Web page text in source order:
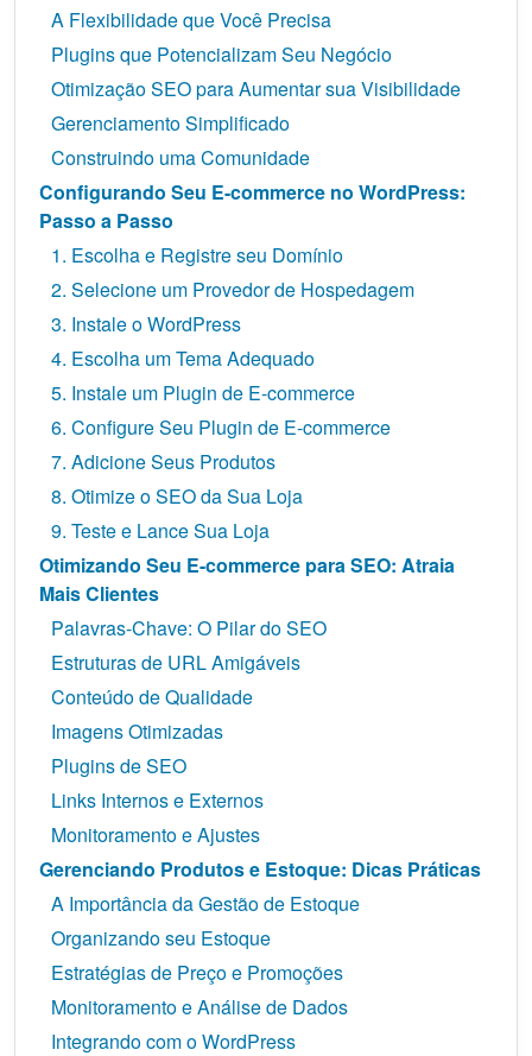
A Flexibilidade que Você Precisa
Plugins que Potencializam Seu Negócio
Otimização SEO para Aumentar sua Visibilidade
Gerenciamento Simplificado
Construindo uma Comunidade
Configurando Seu E-commerce no WordPress:
Passo a Passo
1. Escolha e Registre seu Domínio
2. Selecione um Provedor de Hospedagem
3. Instale o WordPress
4. Escolha um Tema Adequado
5. Instale um Plugin de E-commerce
6. Configure Seu Plugin de E-commerce
7. Adicione Seus Produtos
8. Otimize o SEO da Sua Loja
9. Teste e Lance Sua Loja
Otimizando Seu E-commerce para SEO: Atraia
Mais Clientes
Palavras-Chave: O Pilar do SEO
Estruturas de URL Amigáveis
Conteúdo de Qualidade
Imagens Otimizadas
Plugins de SEO
Links Internos e Externos
Monitoramento e Ajustes
Gerenciando Produtos e Estoque: Dicas Práticas
A Importância da Gestão de Estoque
Organizando seu Estoque
Estratégias de Preço e Promoções
Monitoramento e Análise de Dados
Integrando com o WordPress